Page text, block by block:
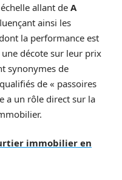
allant de A
ainsi les
la performance est
décote sur leur prix
synonymes de
de « passoires
a un rôle direct sur la
immobilier en